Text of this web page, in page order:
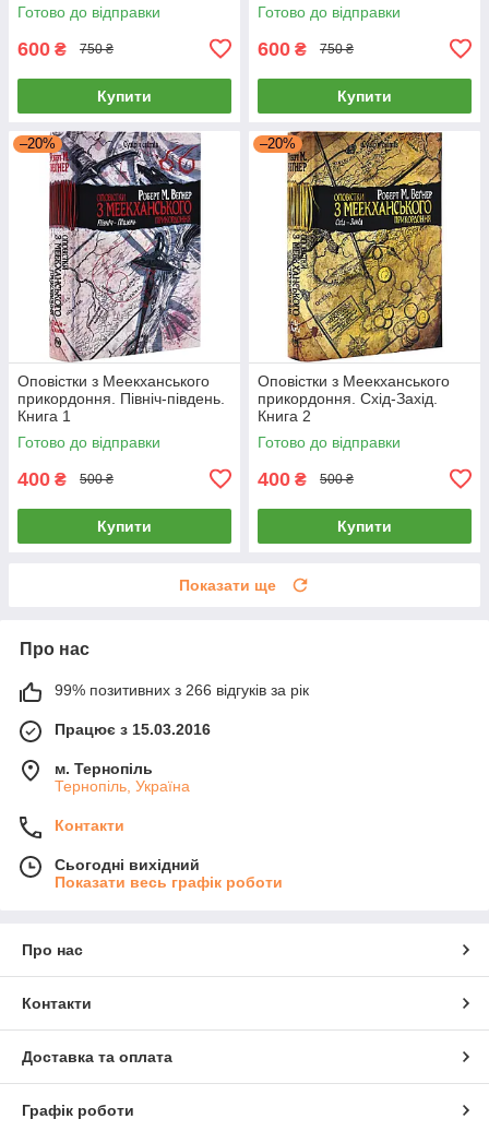
Готово до відправки
600 ₴ 750 ₴
Купити
Готово до відправки
600 ₴ 750 ₴
Купити
–20%
Оповістки з Меекханського
прикордоння. Північ-південь.
Книга 1
Готово до відправки
400 ₴ 500 ₴
Купити
–20%
Оповістки з Меекханського
прикордоння. Схід-Захід.
Книга 2
Готово до відправки
400 ₴ 500 ₴
Купити
Показати ще
Про нас
99% позитивних з 266 відгуків за рік
Працює з 15.03.2016
м. Тернопіль
Тернопіль, Україна
Контакти
Сьогодні вихідний
Показати весь графік роботи
Про нас
Контакти
Доставка та оплата
Графік роботи